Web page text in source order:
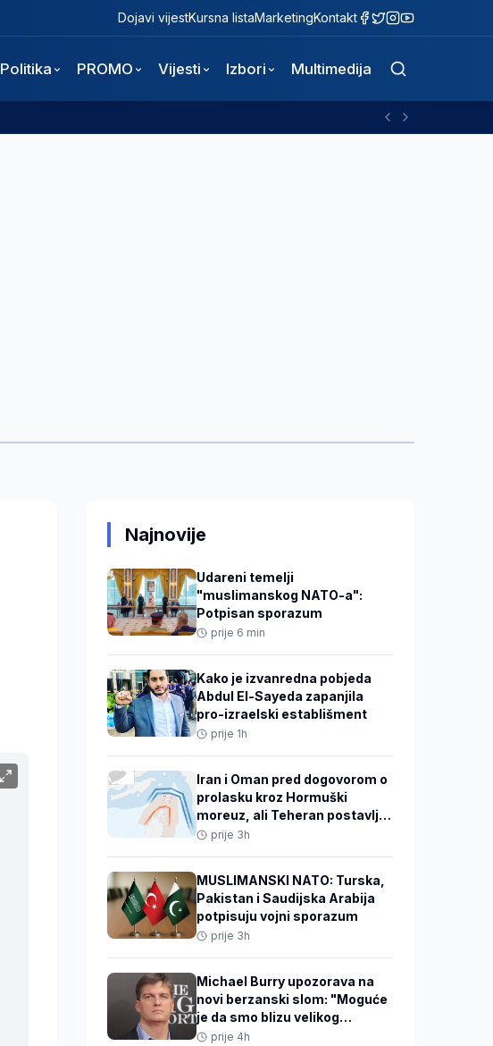
Dojavi vijestKursna listaMarketingKontakt
Politika PROMO Vijesti Izbori Multimedija
Najnovije
Udareni temelji
"muslimanskog NATO-a":
Potpisan sporazum
prije 6 min
Kako je izvanredna pobjeda
Abdul El-Sayeda zapanjila
pro-izraelski establišment
prije 1h
Iran i Oman pred dogovorom o
prolasku kroz Hormuški
moreuz, ali Teheran postavlja
uslove SAD-u
prije 3h
MUSLIMANSKI NATO: Turska,
Pakistan i Saudijska Arabija
potpisuju vojni sporazum
prije 3h
Michael Burry upozorava na
novi berzanski slom: "Moguće
je da smo blizu velikog
vrhunca"
prije 4h